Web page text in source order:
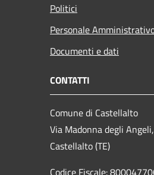
Politici
Personale
Documenti e dati
CONTATTI
Comune di Castellalto
Via Madonna degli
Castellalto (TE)
Codice Fiscale: